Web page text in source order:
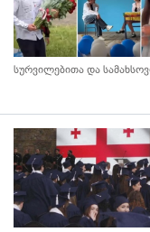
სურვილებითა და